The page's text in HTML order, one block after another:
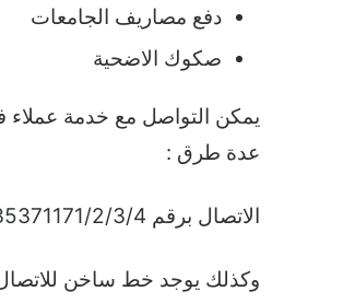
دفع مصاريف الجامعات
صكوك الاضحية
يمكن التواصل مع خدمة
عدة طرق :
الاتصال برقم 35371171/2/3/4 20 من اي خط ارضي